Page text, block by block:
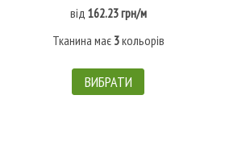
від 162.23 грн/м
Тканина має 3кольорів
ВИБРАТИ